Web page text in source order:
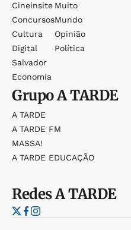
Cineinsite
Concursos
Cultura
Digital
Salvador
Economia
Muito
Mundo
Opinião
Política
GrupoA TARDE
A TARDE
A TARDE FM
MASSA!
A TARDE EDUCAÇÃO
RedesA TARDE